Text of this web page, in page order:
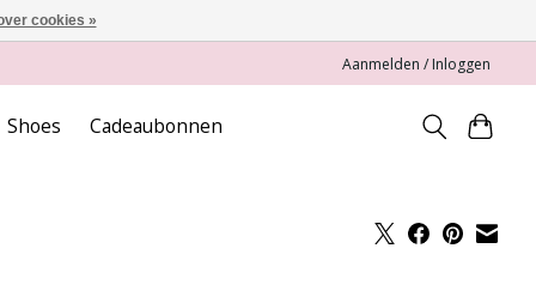
Aanmelden / Inloggen
Shoes Cadeaubonnen
cookies »